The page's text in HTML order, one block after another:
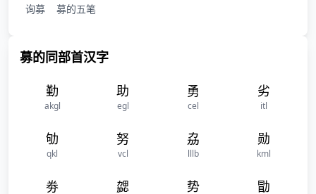
询募
募的五笔
募的同部首汉字
勤
akgl
助
egl
勇
cel
劣
itl
劬
qkl
努
vcl
劦
lllb
勋
kml
劵 勰 势 勖